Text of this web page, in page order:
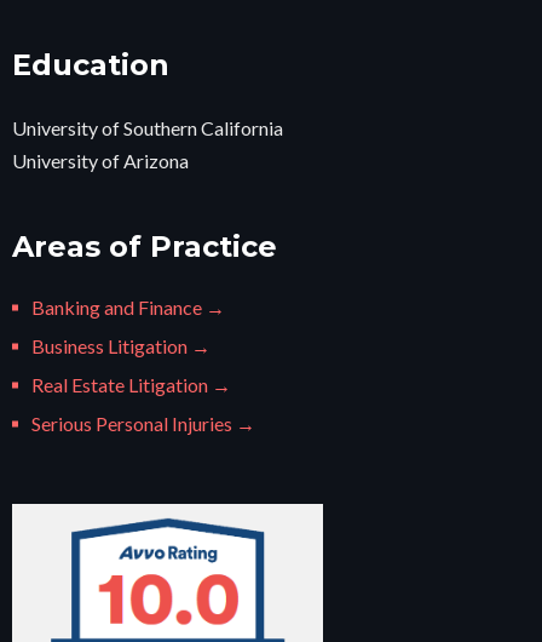
Education
University of Southern California
University of Arizona
Areas of Practice
Banking and Finance →
Business Litigation →
Real Estate Litigation →
Serious Personal Injuries →